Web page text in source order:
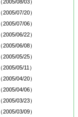
（2005/08/03）
（2005/07/20）
（2005/07/06）
（2005/06/22）
（2005/06/08）
（2005/05/25）
（2005/05/11）
（2005/04/20）
（2005/04/06）
（2005/03/23）
（2005/03/09）